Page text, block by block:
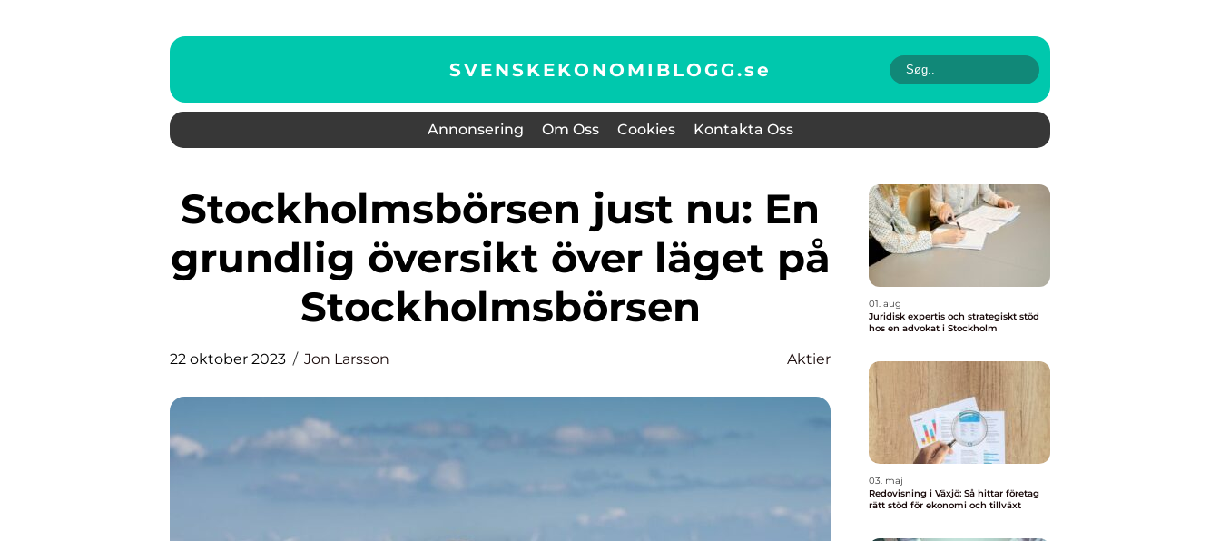
SVENSKEKONOMIBLOGG.se
Annonsering Om Oss Cookies Kontakta Oss
Stockholmsbörsen just nu: En
grundlig översikt över läget på
Stockholmsbörsen
22 oktober 2023 Jon Larsson Aktier
01. aug
Juridisk expertis och strategiskt stöd
hos en advokat i Stockholm
03. maj
Redovisning i Växjö: Så hittar företag
rätt stöd för ekonomi och tillväxt